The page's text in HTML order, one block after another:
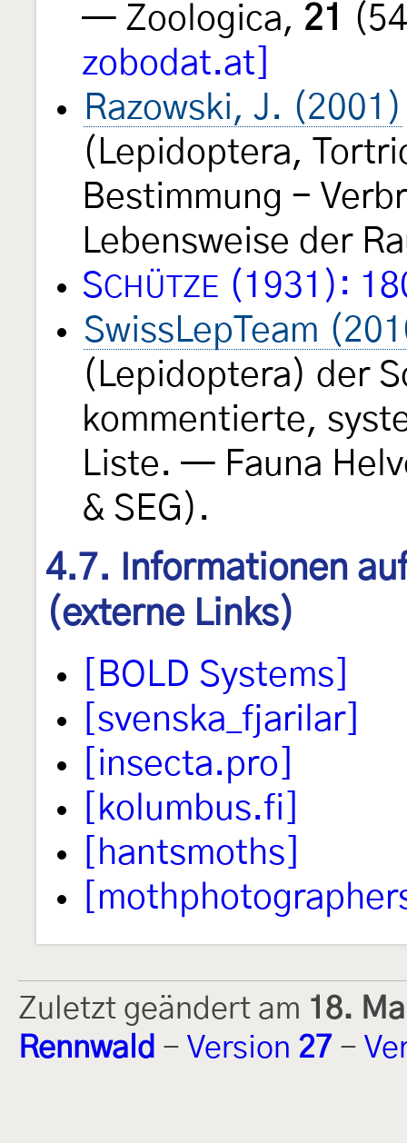
— Zoologica, 21
zobodat.at]
Razowski, J. (2001)
(Lepidoptera,
Bestimmung -
Lebensweise der
SCHÜTZE (1931):
SwissLepTeam
(Lepidoptera) der
kommentierte,
Liste. — Fauna
& SEG).
4.7. Informationen
(externe Links)
[BOLD Systems]
[svenska_fjarilar]
[insecta.pro]
[kolumbus.fi]
[hantsmoths]
Zuletzt geändert am 18.
Rennwald - Version 27 -